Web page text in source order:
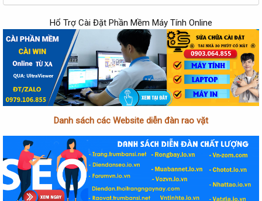
Hổ Trợ Cài Đặt Phần Mềm Máy Tính Online
Danh sách các Website diễn đàn rao vặt